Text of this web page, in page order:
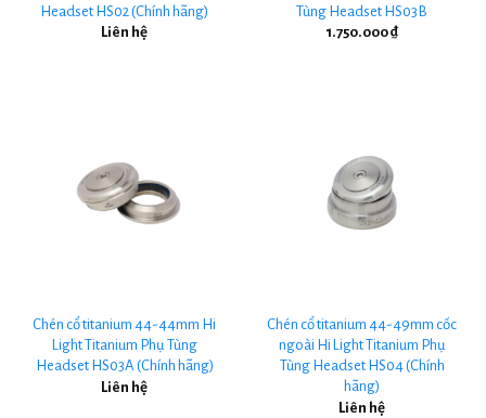
Headset HS02 (Chính hãng)
Liên hệ
Tùng Headset HS03B
1.750.000₫
Chén cổ titanium 44-44mm Hi
Light Titanium Phụ Tùng
Headset HS03A (Chính hãng)
Liên hệ
Chén cổ titanium 44-49mm cốc
ngoài Hi Light Titanium Phụ
Tùng Headset HS04 (Chính
hãng)
Liên hệ